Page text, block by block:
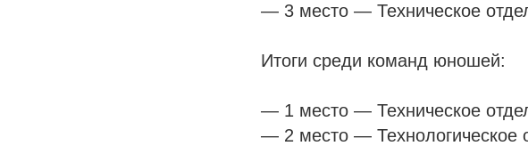
— 3 место — Техническое
Итоги среди команд юношей:
— 1 место — Техническое
— 2 место — Технологическое